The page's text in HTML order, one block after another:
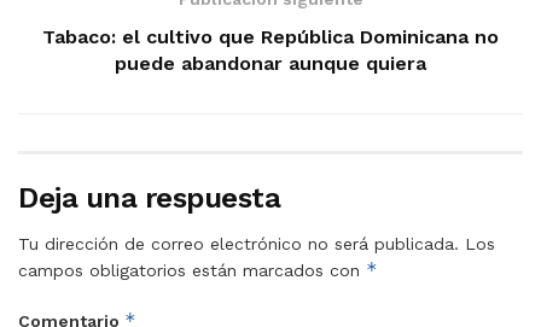
Tabaco: el cultivo que República Dominicana no
puede abandonar aunque quiera
Deja una respuesta
Tu dirección de correo electrónico no será publicada. Los
campos obligatorios están marcados con *
Comentario *